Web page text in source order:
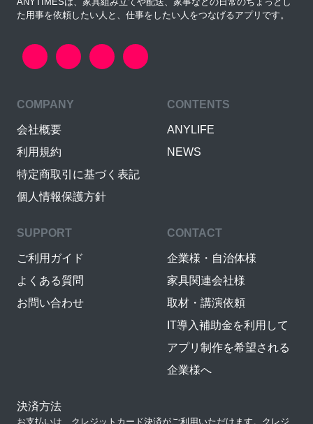
た用事を依頼したい人と、仕事をしたい人をつなげるアプリです。
COMPANY
会社概要
利用規約
特定商取引に基づく表記
個人情報保護方針
CONTENTS
ANYLIFE
NEWS
SUPPORT
ご利用ガイド
よくある質問
お問い合わせ
CONTACT
企業様・自治体様
家具関連会社様
取材・講演依頼
IT導入補助金を利用して
アプリ制作を希望される
企業様へ
決済方法
お支払いは、クレジットカード決済がご利用いただけます。クレジ